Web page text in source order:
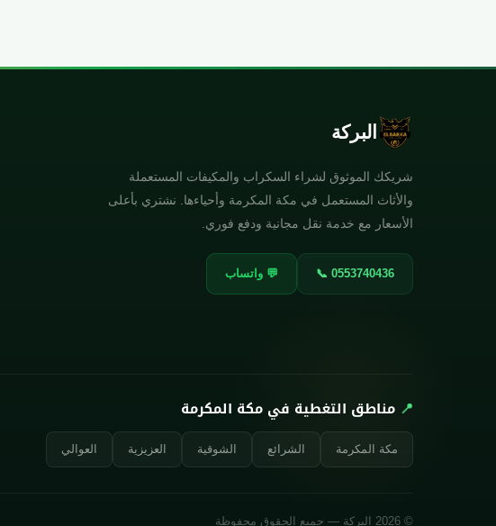
البركة
شريكك الموثوق لشراء السكراب والمكيفات المستعملة
والأثاث المستعمل في مكة المكرمة وأحياءها. نشتري بأعلى
الأسعار مع خدمة نقل مجانية ودفع فوري.
📞 0553740436 💬 واتساب
📍 مناطق التغطية في مكة المكرمة
مكة المكرمة الشرائع الشوقية العزيزية العوالي
© 2026 البركة — جميع الحقوق محفوظة